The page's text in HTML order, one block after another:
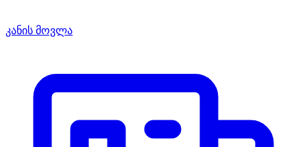
კანის მოვლა